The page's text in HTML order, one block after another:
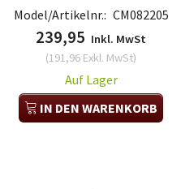
Model/Artikelnr.: CM082205
239,95 Inkl. MwSt
(191,96 Exkl. MwSt)
Auf Lager
IN DEN WARENKORB